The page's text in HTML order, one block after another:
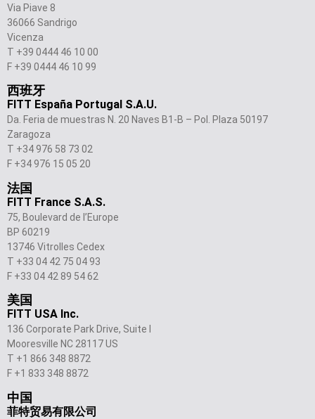
Via Piave 8
36066 Sandrigo
Vicenza
T +39 0444 46 10 00
F +39 0444 46 10 99
西班牙
FITT España Portugal S.A.U.
Da. Feria de muestras N. 20 Naves B1-B – Pol. Plaza 50197
Zaragoza
T +34 976 58 73 02
F +34 976 15 05 20
法国
FITT France S.A.S.
75, Boulevard de l’Europe
BP 60219
13746 Vitrolles Cedex
T +33 04 42 75 04 93
F +33 04 42 89 54 62
美国
FITT USA Inc.
136 Corporate Park Drive, Suite I
Mooresville NC 28117 US
T +1 866 348 8872
F +1 833 348 8872
中国
菲特贸易有限公司